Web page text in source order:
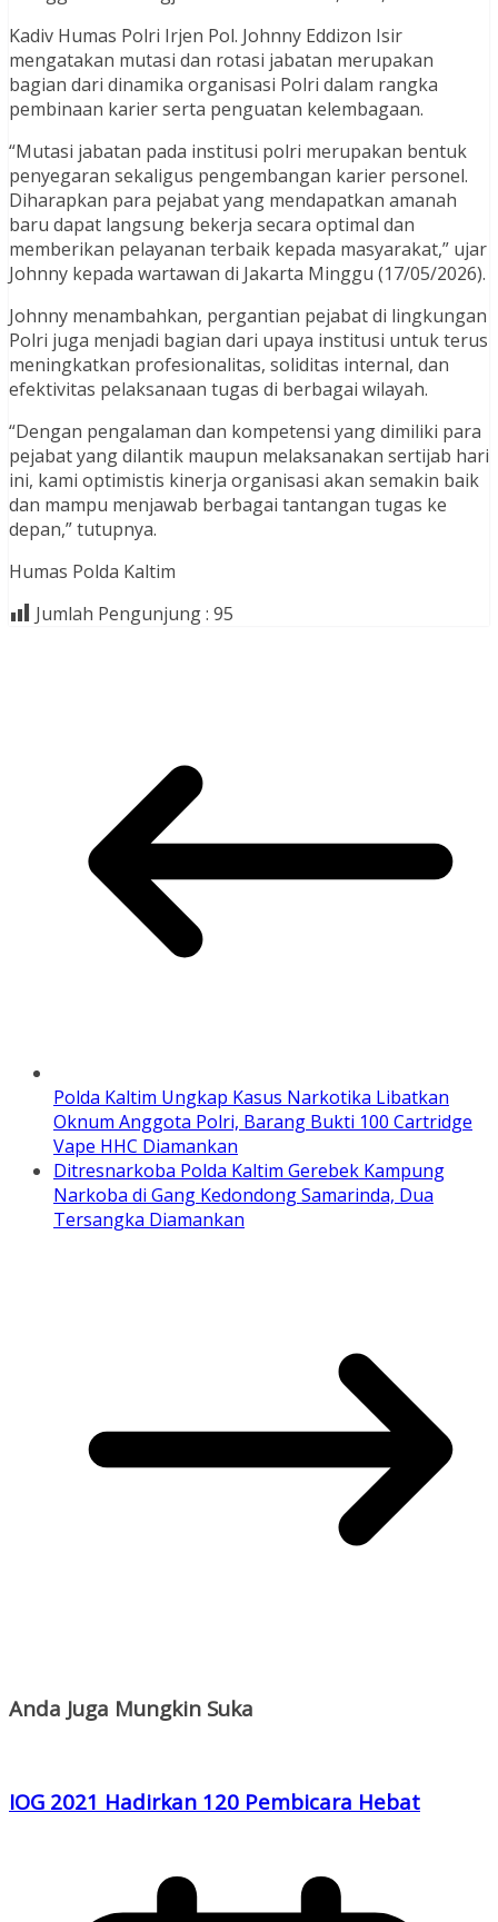
Kadiv Humas Polri Irjen Pol. Johnny Eddizon Isir
mengatakan mutasi dan rotasi jabatan merupakan
bagian dari dinamika organisasi Polri dalam rangka
pembinaan karier serta penguatan kelembagaan.
“Mutasi jabatan pada institusi polri merupakan bentuk
penyegaran sekaligus pengembangan karier personel.
Diharapkan para pejabat yang mendapatkan amanah
baru dapat langsung bekerja secara optimal dan
memberikan pelayanan terbaik kepada masyarakat,” ujar
Johnny kepada wartawan di Jakarta Minggu (17/05/2026).
Johnny menambahkan, pergantian pejabat di lingkungan
Polri juga menjadi bagian dari upaya institusi untuk terus
meningkatkan profesionalitas, soliditas internal, dan
efektivitas pelaksanaan tugas di berbagai wilayah.
“Dengan pengalaman dan kompetensi yang dimiliki para
pejabat yang dilantik maupun melaksanakan sertijab hari
ini, kami optimistis kinerja organisasi akan semakin baik
dan mampu menjawab berbagai tantangan tugas ke
depan,” tutupnya.
Humas Polda Kaltim
Jumlah Pengunjung : 95
Polda Kaltim Ungkap Kasus Narkotika Libatkan
Oknum Anggota Polri, Barang Bukti 100 Cartridge
Vape HHC Diamankan
Ditresnarkoba Polda Kaltim Gerebek Kampung
Narkoba di Gang Kedondong Samarinda, Dua
Tersangka Diamankan
Anda Juga Mungkin Suka
IOG 2021 Hadirkan 120 Pembicara Hebat